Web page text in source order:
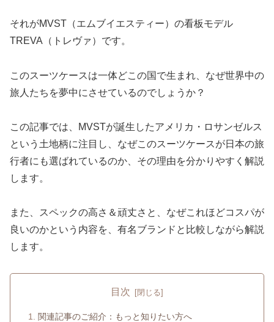
それがMVST（エムブイエスティー）の看板モデル
TREVA（トレヴァ）です。
このスーツケースは一体どこの国で生まれ、なぜ世界中の
旅人たちを夢中にさせているのでしょうか？
この記事では、MVSTが誕生したアメリカ・ロサンゼルス
という土地柄に注目し、なぜこのスーツケースが日本の旅
行者にも選ばれているのか、その理由を分かりやすく解説
します。
また、スペックの高さ＆頑丈さと、なぜこれほどコスパが
良いのかという内容を、有名ブランドと比較しながら解説
します。
目次
関連記事のご紹介：もっと知りたい方へ